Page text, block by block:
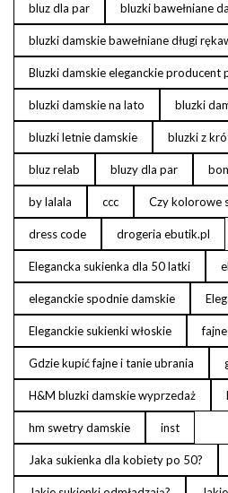
bluz dla par bluzki bawełniane
bluzki damskie bawełniane długi
Bluzki damskie eleganckie producent
bluzki damskie na lato bluzki
bluzki letnie damskie bluzki z
bluz relab bluzy dla par
by lalala ccc Czy kolorowe
dress code drogeria ebutik.pl
Elegancka sukienka dla 50 latki
eleganckie spodnie damskie
Eleganckie sukienki włoskie
Gdzie kupić fajne i tanie ubrania
H&M bluzki damskie wyprzedaż
hm swetry damskie inst
Jaka sukienka dla kobiety po 50?